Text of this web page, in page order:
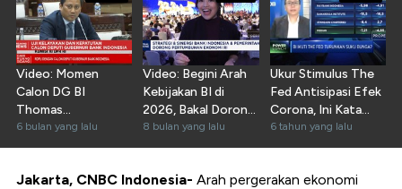
Video: Momen
Calon DG BI
Thomas
Djiwandono Jalani
Fit & Proper Tes
6 bulan yang lalu
Video: Begini Arah
Kebijakan BI di
2026, Bakal Dorong
Ekonomi RI
8 bulan yang lalu
Ukur Stimulus The
Fed Antisipasi Efek
Corona, Ini Kata
Ekonom
6 tahun yang lalu
Jakarta, CNBC Indonesia- Arah pergerakan ekonomi